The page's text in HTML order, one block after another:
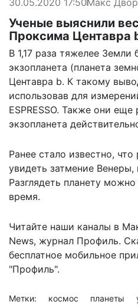
Ученые выяснили
Проксима Центавра
В 1,17 раза тяжелее
экзопланета (планета
Центавра b. К такому
использовав для
ESPRESSO. Также они еще
экзопланета
Ранее стало известно, что
увидеть затмение Венеры,
Разглядеть планету
время.
Читайте наши каналы в
News, журнал Профиль.
бесплатное мобильное
"Профиль".
Метки: космос планеты